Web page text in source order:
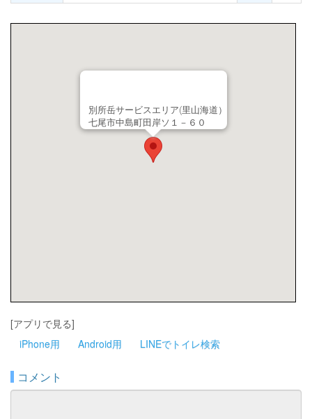
別所岳サービスエリア(里山海道）
七尾市中島町田岸ソ１－６０
[アプリで見る]
iPhone用
Android用 LINEでトイレ検索
コメント